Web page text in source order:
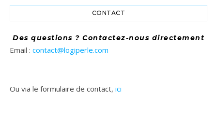
CONTACT
Des questions ? Contactez-nous directement
Email : contact@logiperle.com
Ou via le formulaire de contact, ici